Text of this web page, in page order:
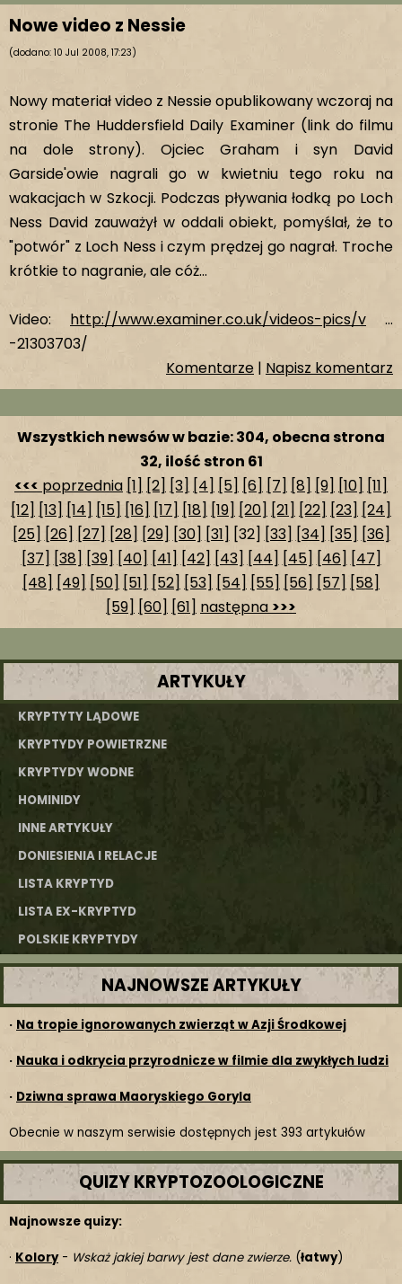
Nowe video z Nessie
(dodano: 10 Jul 2008, 17:23)
Nowy materiał video z Nessie opublikowany wczoraj na
stronie The Huddersfield Daily Examiner (link do filmu
na dole strony). Ojciec Graham i syn David
Garside'owie nagrali go w kwietniu tego roku na
wakacjach w Szkocji. Podczas pływania łodką po Loch
Ness David zauważył w oddali obiekt, pomyślał, że to
"potwór" z Loch Ness i czym prędzej go nagrał. Troche
krótkie to nagranie, ale cóż...
Video: http://www.examiner.co.uk/videos-pics/v ...
-21303703/
Komentarze | Napisz komentarz
Wszystkich newsów w bazie: 304, obecna strona
32, ilość stron 61
<<< poprzednia [1] [2] [3] [4] [5] [6] [7] [8] [9] [10] [11]
[12] [13] [14] [15] [16] [17] [18] [19] [20] [21] [22] [23] [24]
[25] [26] [27] [28] [29] [30] [31] [32] [33] [34] [35] [36]
[37] [38] [39] [40] [41] [42] [43] [44] [45] [46] [47]
[48] [49] [50] [51] [52] [53] [54] [55] [56] [57] [58]
[59] [60] [61] następna >>>
ARTYKUŁY
KRYPTYTY LĄDOWE
KRYPTYDY POWIETRZNE
KRYPTYDY WODNE
HOMINIDY
INNE ARTYKUŁY
DONIESIENIA I RELACJE
LISTA KRYPTYD
LISTA EX-KRYPTYD
POLSKIE KRYPTYDY
NAJNOWSZE ARTYKUŁY
· Na tropie ignorowanych zwierząt w Azji Środkowej
· Nauka i odkrycia przyrodnicze w filmie dla zwykłych ludzi
· Dziwna sprawa Maoryskiego Goryla
Obecnie w naszym serwisie dostępnych jest 393 artykułów
QUIZY KRYPTOZOOLOGICZNE
Najnowsze quizy:
· Kolory- Wskaż jakiej barwy jest dane zwierze. (łatwy)